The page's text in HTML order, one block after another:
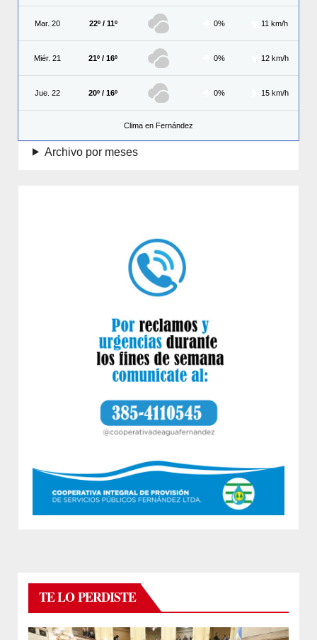
Mar. 20 22º / 11º 0% 11 km/h
Miér. 21 21º / 16º 0% 12 km/h
Jue. 22 20º / 16º 0% 15 km/h
Clima en Fernández
Archivo por meses
TE LO PERDISTE